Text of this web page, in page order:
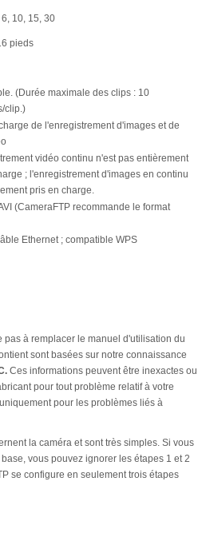
6, 10, 15, 30
pieds
(Durée maximale des clips : 10
clip.)
de l'enregistrement d'images et de
vidéo continu n'est pas entièrement
; l'enregistrement d'images en continu
pris en charge.
(CameraFTP recommande le format
Ethernet ; compatible WPS
pas à remplacer le manuel d'utilisation du
sont basées sur notre connaissance
Ces informations peuvent être inexactes ou
pour tout problème relatif à votre
pour les problèmes liés à
la caméra et sont très simples. Si vous
vous pouvez ignorer les étapes 1 et 2
se configure en seulement trois étapes